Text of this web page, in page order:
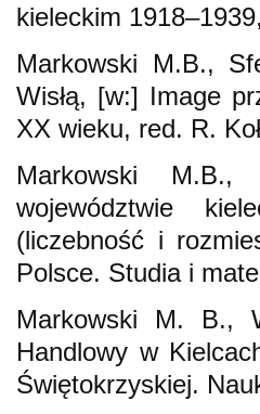
kieleckim
Markowski M.B.,
Wisłą, [w:] Image
XX wieku, red. R.
Markowski M.B.,
województwie
(liczebność i
Polsce. Studia i
Markowski M. B.,
Handlowy w
Świętokrzyskiej.